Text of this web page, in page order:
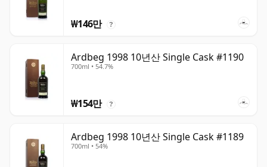
₩146만 ?
Ardbeg 1998 10년산 Single Cask #1190
700ml • 54.7%
₩154만 ?
Ardbeg 1998 10년산 Single Cask #1189
700ml • 54%